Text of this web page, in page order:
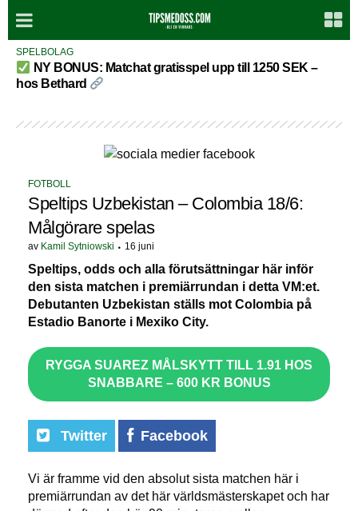
SPELBOLAG
NY BONUS: Matchat gratisspel upp till 1250 SEK –
hos Bethard
FOTBOLL
Speltips Uzbekistan – Colombia 18/6:
Målgörare spelas
av Kamil Sytniowski 16 juni
Speltips, odds och alla förutsättningar här inför
den sista matchen i premiärrundan i detta VM:et.
Debutanten Uzbekistan ställs mot Colombia på
Estadio Banorte i Mexiko City.
RYGGA SUAREZ MÅLSKYTT TILL 1.91 HOS
SNABBARE – 600 KR BONUS
Twitter Facebook
Vi är framme vid den absolut sista matchen här i
premiärrundan av det här världsmästerskapet och har